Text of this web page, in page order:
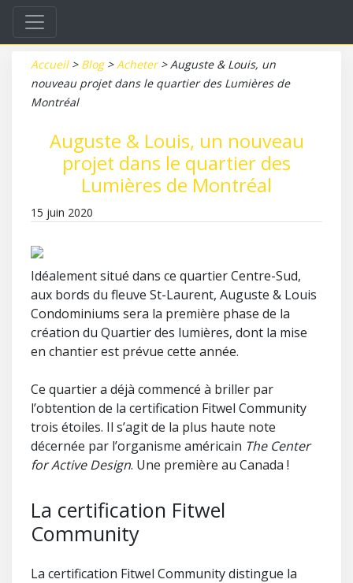
Accueil > Blog >Acheter >Auguste & Louis, un
nouveau projet dans le quartier des Lumières de
Montréal
Auguste & Louis, un nouveau
projet dans le quartier des
Lumières de Montréal
15 juin 2020
Idéalement situé dans ce quartier Centre-Sud,
aux bords du fleuve St-Laurent, Auguste & Louis
Condominiums sera la première phase de la
création du Quartier des lumières, dont la mise
en chantier est prévue cette année.
Ce quartier a déjà commencé à briller par
l’obtention de la certification Fitwel Community
trois étoiles. Il s’agit de la plus haute note
décernée par l’organisme américain The Center
for Active Design. Une première au Canada !
La certification Fitwel
Community
La certification Fitwel Community distingue la